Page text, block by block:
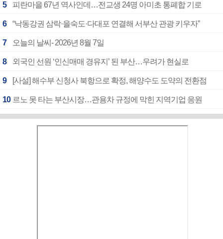
5 피란마을 67년 역사인데…전교생 24명 아미초 통폐합 기로
6 “낙동강권 삼락·을숙도·다대포 연결해 서부산 관광 키우자”
7 오늘의 날씨- 2026년 8월 7일
8 외국인 선원 ‘인신매매 경유지’ 된 부산…우려가 현실로
9 [사설] 해수부 신청사 북항으로 확정, 해양수도 도약의 전환점
10 르노 못 타는 부산시장…관용차 규정에 막힌 지역기업 응원